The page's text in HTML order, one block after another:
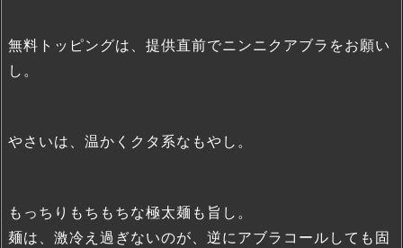
無料トッピングは、提供直前でニンニクアブラをお願い
し。
やさいは、温かくクタ系なもやし。
もっちりもちもちな極太麺も旨し。
麺は、激冷え過ぎないのが、逆にアブラコールしても固